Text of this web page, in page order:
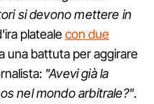
si devono mettere in
platealecon due
una battuta per aggirare
"Avevi già la
nel mondo arbitrale?".